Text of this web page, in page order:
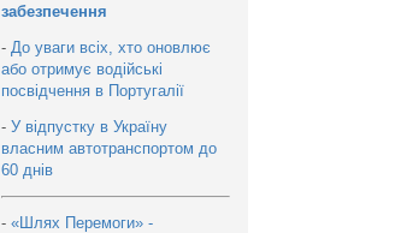
забезпечення
- До уваги всіх, хто оновлює
або отримує водійські
посвідчення в Португалії
- У відпустку в Україну
власним автотранспортом до
60 днів
- «Шлях Перемоги» -